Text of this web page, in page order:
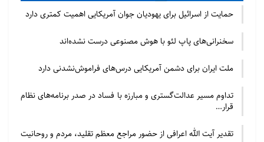
حمایت از اسرائیل برای یهودیان جوان آمریکایی اهمیت کمتری دارد
سخنرانی‌های پاپ لئو با هوش مصنوعی درست نشده‌اند
ملت ایران برای دشمن آمریکایی درس‌های فراموش‌نشدنی دارد
تداوم مسیر عدالت‌گستری و مبارزه با فساد در صدر برنامه‌های نظام
قرار…
تقدیر آیت الله اعرافی از حضور مراجع معظم تقلید، مردم و روحانیت